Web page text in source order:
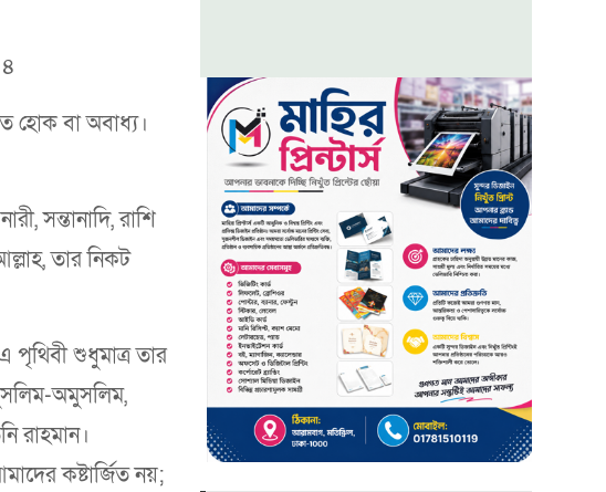
হোক বা অবাধ্য।
সন্তানাদি, রাশি
তার নিকট
পৃথিবী শুধুমাত্র তার
অমুসলিম,
রাহমান।
কষ্টার্জিত নয়;